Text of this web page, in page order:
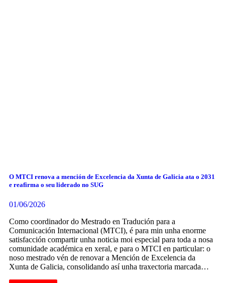
O MTCI renova a mención de Excelencia da Xunta de Galicia ata o 2031
e reafirma o seu liderado no SUG
01/06/2026
Como coordinador do Mestrado en Tradución para a
Comunicación Internacional (MTCI), é para min unha enorme
satisfacción compartir unha noticia moi especial para toda a nosa
comunidade académica en xeral, e para o MTCI en particular: o
noso mestrado vén de renovar a Mención de Excelencia da
Xunta de Galicia, consolidando así unha traxectoria marcada…